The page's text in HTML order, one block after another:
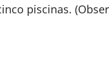
piscinas.